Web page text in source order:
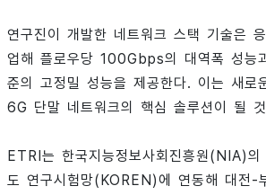
연구진이 개발한 네트워크 스택 기술은
업해 플로우당 100Gbps의 대역폭 성능
준의 고정밀 성능을 제공한다. 이는 새로
6G 단말 네트워크의 핵심 솔루션이 될
ETRI는 한국지능정보사회진흥원(NIA)
도 연구시험망(KOREN)에 연동해 대전-